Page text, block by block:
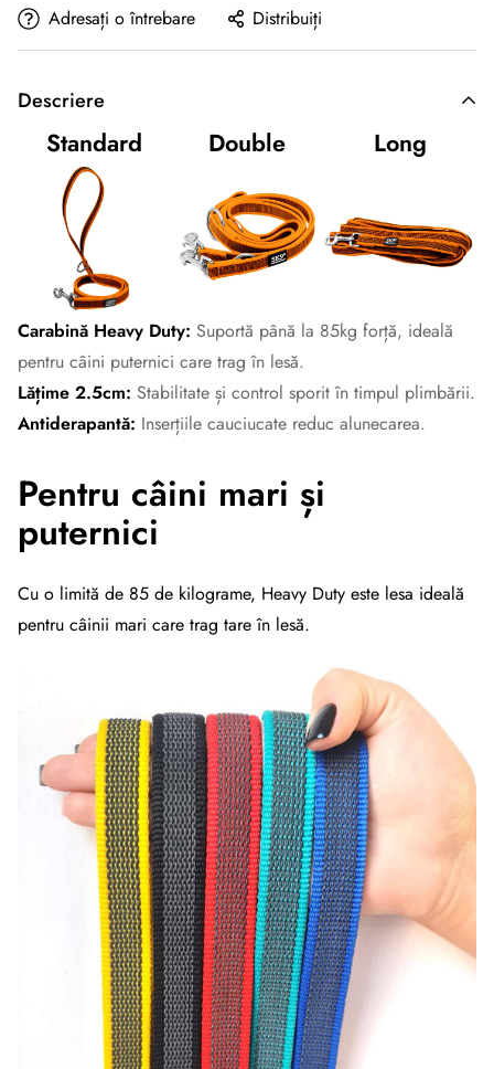
Adresați o întrebare Distribuiți
Descriere
Standard Double Long
Carabină Heavy Duty: Suportă până la 85kg forță, ideală
pentru câini puternici care trag în lesă.
Lățime 2.5cm: Stabilitate și control sporit în timpul plimbării.
Antiderapantă: Inserțiile cauciucate reduc alunecarea.
Pentru câini mari și
puternici
Cu o limită de 85 de kilograme, Heavy Duty este lesa ideală
pentru câinii mari care trag tare în lesă.